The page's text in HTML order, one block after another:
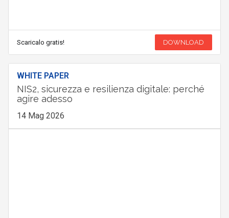
Scaricalo gratis! DOWNLOAD
WHITE PAPER
NIS2, sicurezza e resilienza digitale: perché
agire adesso
14 Mag 2026